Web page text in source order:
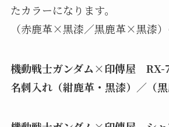
たカラーになります。
（赤鹿革×黒漆／黒鹿革×黒漆）
機動戦士ガンダム×印傳屋 RX-
名刺入れ（紺鹿革・黒漆）／（黒